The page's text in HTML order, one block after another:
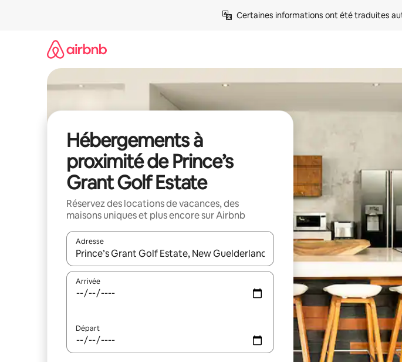
Certaines informations ont été traduites
Hébergements à
proximité de Prince’s
Grant Golf Estate
Réservez des locations de vacances, des
maisons uniques et plus encore sur Airbnb
Adresse
Lorsque les résultats s'affichent, utilisez les flèches vers le haut et vers le bas pour les
Arrivée
Départ